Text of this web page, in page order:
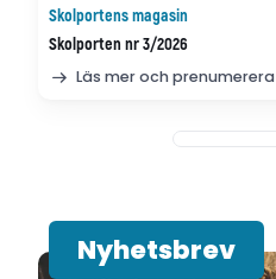
Skolportens magasin
Skolporten nr 3/2026
Läs mer och prenumerera
Nyhetsbrev